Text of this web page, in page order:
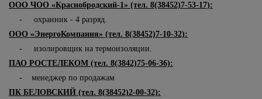
ООО ЧОО «Краснобродский-1» (тел. 8(38452)7-53-17):
- охранник - 4 разряд.
ООО «ЭнергоКомпания» (тел. 8(38452)7-10-32):
- изолировщик на термоизоляции.
ПАО РОСТЕЛЕКОМ (тел. 8(3842)75-06-36):
- менеджер по продажам
ПК БЕЛОВСКИЙ (тел. 8(38452)2-00-32):